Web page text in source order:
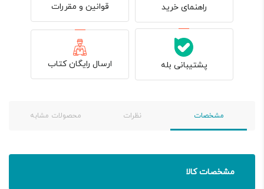
راهنمای خرید قوانین و مقررات
پشتیبانی بله ارسال رایگان کتاب
مشخصات نظرات محصولات مشابه
مشخصات کالا